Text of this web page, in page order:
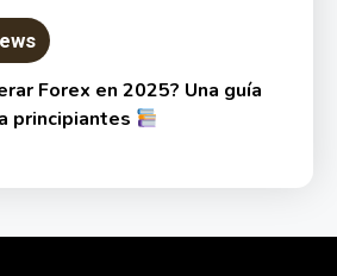
Forex en 2025? Una guía
principiantes